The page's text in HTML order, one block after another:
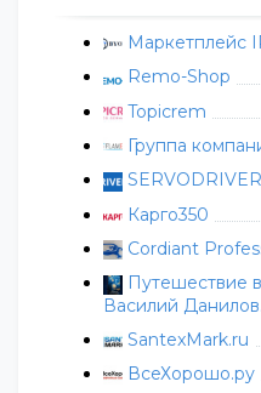
Маркетплейс
Remo-Shop
Topicrem
Группа
Карго350
Cordiant
Путешествие
Василий Данилов.
SantexMark.ru
ВсеХорошо.ру